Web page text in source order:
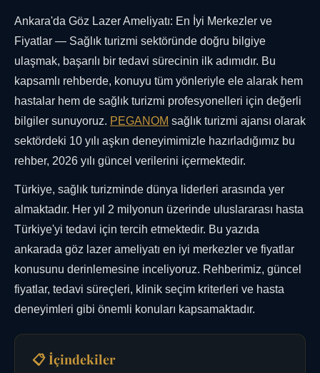
Ankara'da Göz Lazer Ameliyatı: En İyi Merkezler ve
Fiyatlar — Sağlık turizmi sektöründe doğru bilgiye
ulaşmak, başarılı bir tedavi sürecinin ilk adımıdır. Bu
kapsamlı rehberde, konuyu tüm yönleriyle ele alarak hem
hastalar hem de sağlık turizmi profesyonelleri için değerli
bilgiler sunuyoruz. PEGANOM sağlık turizmi ajansı olarak
sektördeki 10 yılı aşkın deneyimimizle hazırladığımız bu
rehber, 2026 yılı güncel verilerini içermektedir.
Türkiye, sağlık turizminde dünya liderleri arasında yer
almaktadır. Her yıl 2 milyonun üzerinde uluslararası hasta
Türkiye'yi tedavi için tercih etmektedir. Bu yazıda
ankarada göz lazer ameliyatı en iyi merkezler ve fiyatlar
konusunu derinlemesine inceliyoruz. Rehberimiz, güncel
fiyatlar, tedavi süreçleri, klinik seçim kriterleri ve hasta
deneyimleri gibi önemli konuları kapsamaktadır.
📋 İçindekiler